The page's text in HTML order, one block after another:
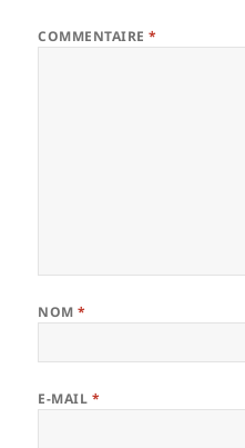
COMMENTAIRE*
NOM*
E-MAIL *